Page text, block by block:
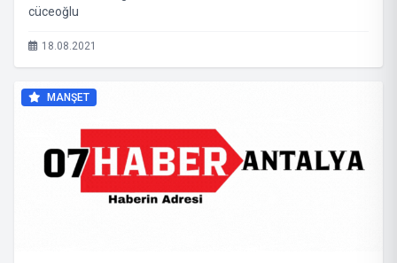
cüceoğlu
18.08.2021
MANŞET